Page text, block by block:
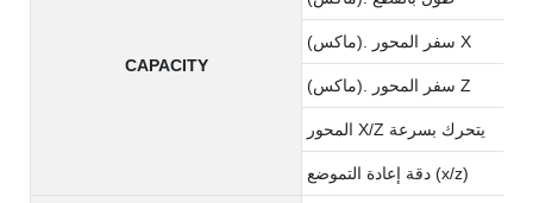
CAPACITY
(ماكس). سفر المحور X
(ماكس). سفر المحور Z
المحور X/Z يتحرك بسرعة
دقة إعادة التموضع (x/z)